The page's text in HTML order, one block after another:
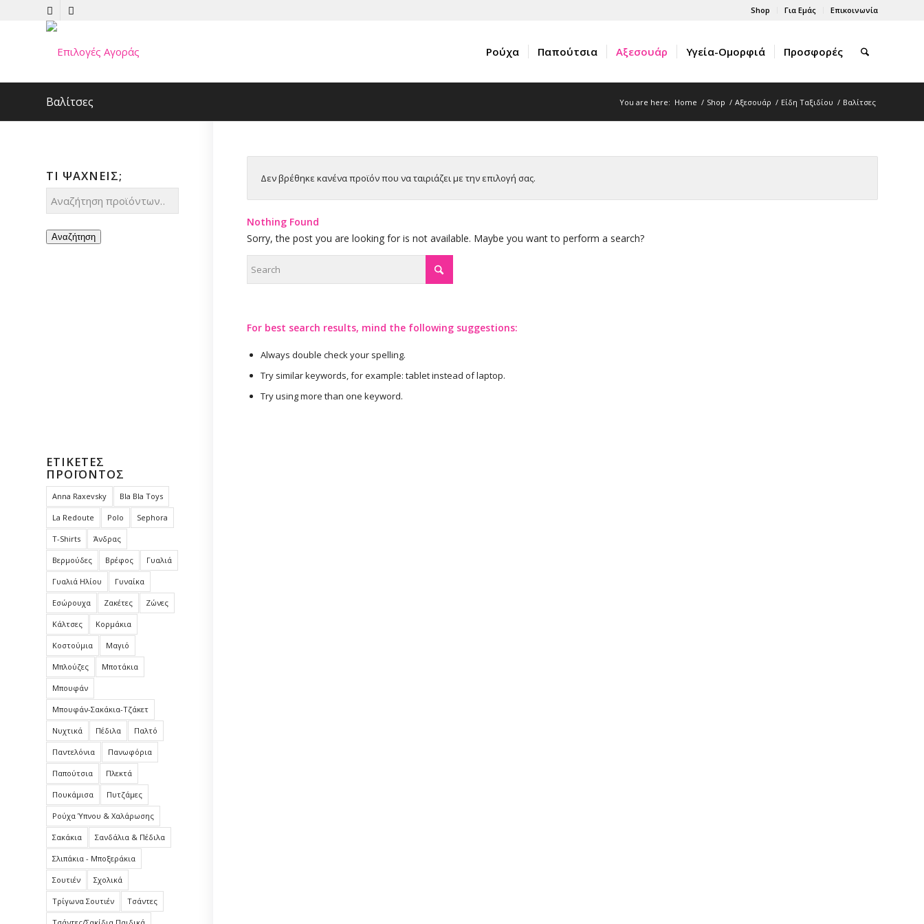
Shop Για Εμάς Επικοινωνία
Ρούχα Παπούτσια Αξεσουάρ Υγεία-Ομορφιά Προσφορές
Βαλίτσες You are here: Home / Shop / Αξεσουάρ / Είδη Ταξιδίου / Βαλίτσες
Δεν βρέθηκε κανένα προϊόν που να ταιριάζει με την επιλογή σας.
Nothing Found
Sorry, the post you are looking for is not available. Maybe you want to perform a search?
For best search results, mind the following suggestions:
Always double check your spelling.
Try similar keywords, for example: tablet instead of laptop.
Try using more than one keyword.
ΤΊ ΨΆΧΝΕΙΣ;
Αναζήτηση
ΕΤΙΚΈΤΕΣ
ΠΡΟΪΌΝΤΟΣ
Anna Raxevsky Bla Bla Toys
La Redoute Polo Sephora
T-Shirts Άνδρας
Βερμούδες Βρέφος Γυαλιά
Γυαλιά Ηλίου Γυναίκα
Εσώρουχα Ζακέτες Ζώνες
Κάλτσες Κορμάκια
Κοστούμια Μαγιό
Μπλούζες Μποτάκια
Μπουφάν
Μπουφάν-Σακάκια-Τζάκετ
Νυχτικά Πέδιλα Παλτό
Παντελόνια Πανωφόρια
Παπούτσια Πλεκτά
Πουκάμισα Πυτζάμες
Ρούχα Ύπνου & Χαλάρωσης
Σακάκια Σανδάλια & Πέδιλα
Σλιπάκια - Μποξεράκια
Σουτιέν Σχολικά
Τρίγωνα Σουτιέν Τσάντες